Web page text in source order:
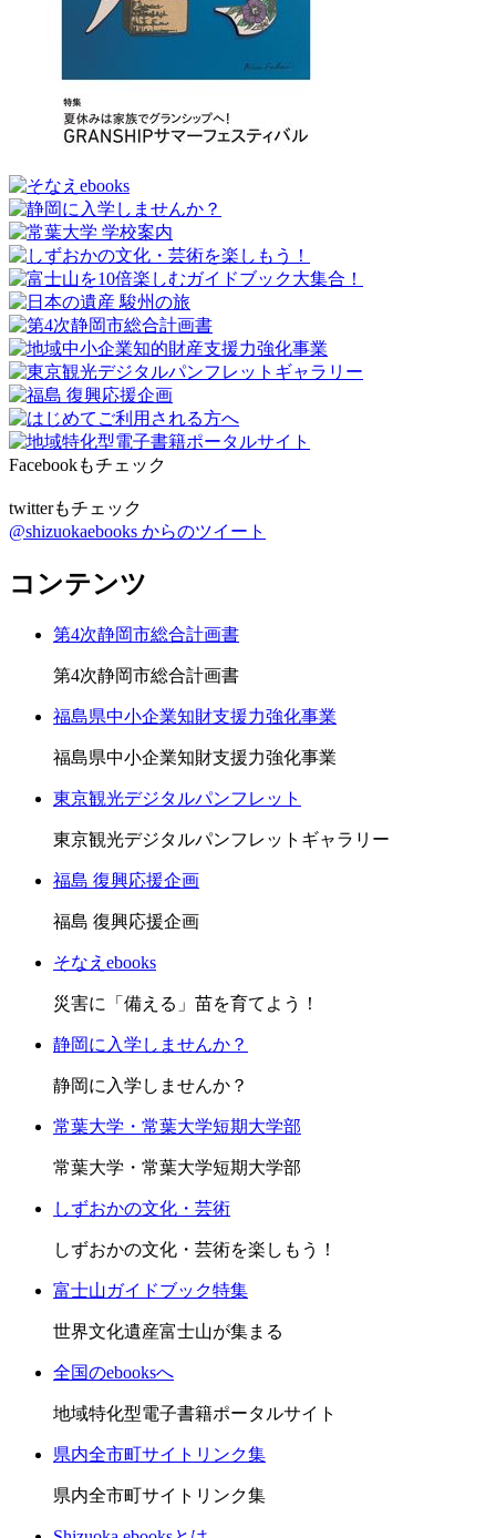
Facebookもチェック
twitterもチェック
@shizuokaebooks からのツイート
コンテンツ
第4次静岡市総合計画書
第4次静岡市総合計画書
福島県中小企業知財支援力強化事業
福島県中小企業知財支援力強化事業
東京観光デジタルパンフレット
東京観光デジタルパンフレットギャラリー
福島 復興応援企画
福島 復興応援企画
そなえebooks
災害に「備える」苗を育てよう！
静岡に入学しませんか？
静岡に入学しませんか？
常葉大学・常葉大学短期大学部
常葉大学・常葉大学短期大学部
しずおかの文化・芸術
しずおかの文化・芸術を楽しもう！
富士山ガイドブック特集
世界文化遺産富士山が集まる
全国のebooksへ
地域特化型電子書籍ポータルサイト
県内全市町サイトリンク集
県内全市町サイトリンク集